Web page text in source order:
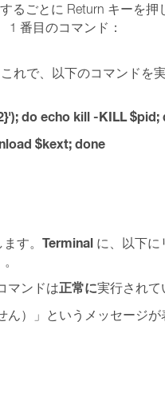
ごとに Return キーを押
1 番目のコマンド：
れで、以下のコマンドを
do echo kill -KILL $pid;
$kext; done
す。 Terminal に、以下に
マンドは正常に実行されて
）」というメッセージ